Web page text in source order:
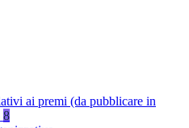
ai premi (da pubblicare in
8